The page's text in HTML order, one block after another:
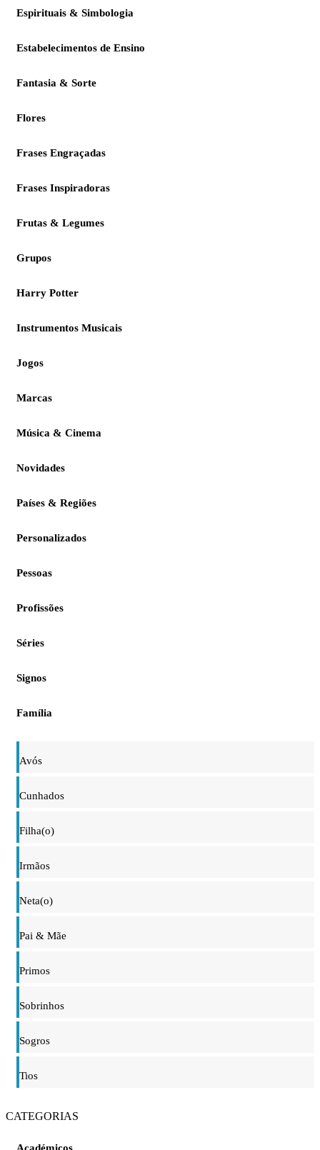
Espirituais & Simbologia
Estabelecimentos de Ensino
Fantasia & Sorte
Flores
Frases Engraçadas
Frases Inspiradoras
Frutas & Legumes
Grupos
Harry Potter
Instrumentos Musicais
Jogos
Marcas
Música & Cinema
Novidades
Países & Regiões
Personalizados
Pessoas
Profissões
Séries
Signos
Família
Avós
Cunhados
Filha(o)
Irmãos
Neta(o)
Pai & Mãe
Primos
Sobrinhos
Sogros
Tios
CATEGORIAS
Académicos